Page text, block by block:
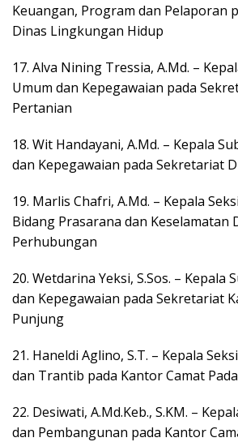
Keuangan, Program dan Pelaporan
Dinas Lingkungan Hidup
17. Alva Nining Tressia, A.Md. –
Umum dan Kepegawaian pada
Pertanian
18. Wit Handayani, A.Md. – Kepala
dan Kepegawaian pada Sekretariat
19. Marlis Chafri, A.Md. – Kepala
Bidang Prasarana dan Keselamatan
Perhubungan
20. Wetdarina Yeksi, S.Sos. – Kepala
dan Kepegawaian pada Sekretariat
Punjung
21. Haneldi Aglino, S.T. – Kepala
dan Trantib pada Kantor Camat
22. Desiwati, A.Md.Keb., S.KM. –
dan Pembangunan pada Kantor